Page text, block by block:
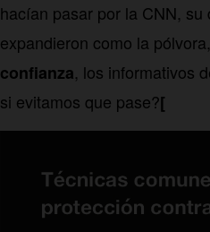
hacían pasar por la CNN,
expandieron como la
confianza, los informativos
si evitamos que pase?[